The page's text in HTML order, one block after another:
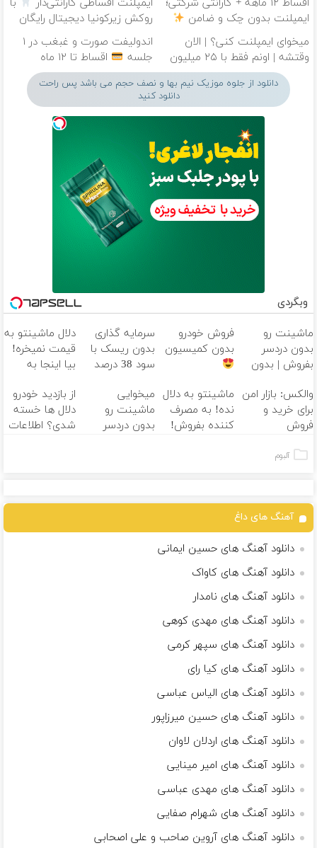
اقساط ۱۲ ماهه + گارانتی شرکتی؛
ایمپلنت بدون چک و ضامن
ایمپلنت اقساطی گارانتی‌دار
با
روکش زیرکونیا دیجیتال رایگان
میخوای ایمپلنت کنی؟ | الان
وقتشه | اونم فقط با ۲۵ میلیون
تومان!!!
اندولیفت صورت و غبغب در ۱
جلسه
اقساط تا ۱۲ ماه
دانلود از جلوه موزیک نیم بها و نصف حجم می باشد پس راحت
دانلود کنید
وبگردی
ماشینت رو
بدون دردسر
بفروش | بدون
فروش خودرو
بدون کمیسیون
سرمایه گذاری
بدون ریسک با
سود 38 درصد
دلال ماشینتو به
قیمت نمیخره!
بیا اینجا به
بفروش*فقط
خریدار واقعی*
والکس: بازار امن
برای خرید و
فروش
دیجیتال
ماشینتو به دلال
نده! به مصرف
کننده بفروش!
میخوایی
ماشینت رو
بدون دردسر
از بازدید خودرو
دلال ها خسته
شدی؟ اطلاعات
آلبوم
آهنگ های داغ
دانلود آهنگ های حسین ایمانی
دانلود آهنگ های کاواک
دانلود آهنگ های نامدار
دانلود آهنگ های مهدی کوهی
دانلود آهنگ های سپهر کرمی
دانلود آهنگ های کیا رای
دانلود آهنگ های الیاس عباسی
دانلود آهنگ های حسین میرزاپور
دانلود آهنگ های اردلان لاوان
دانلود آهنگ های امیر مینایی
دانلود آهنگ های مهدی عباسی
دانلود آهنگ های شهرام صفایی
دانلود آهنگ های آروین صاحب و علی اصحابی